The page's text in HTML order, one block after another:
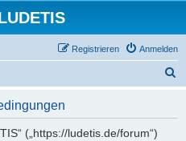
Anmelden
Registrieren
(„https://ludetis.de/forum“)